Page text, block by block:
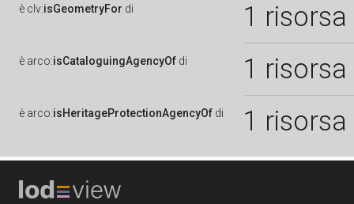
è clv:isGeometryFor di 1 risorsa
è arco:isCataloguingAgencyOf di 1 risorsa
è arco:isHeritageProtectionAgencyOf di 1 risorsa